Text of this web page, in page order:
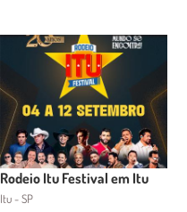
Rodeio Itu Festival em Itu
Itu - SP